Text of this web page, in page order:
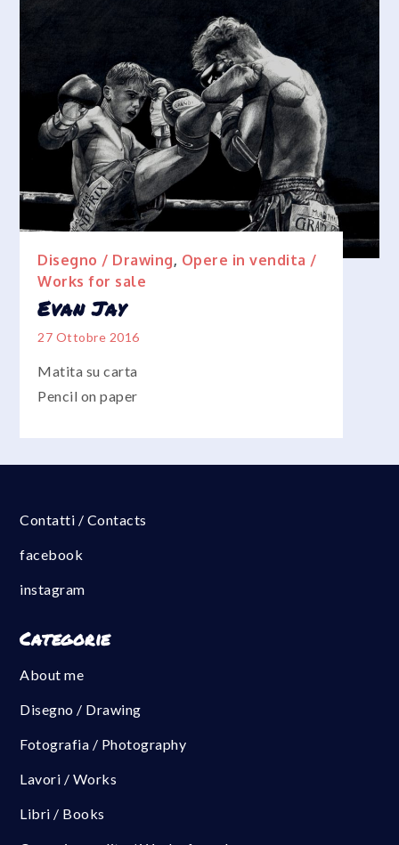
Disegno / Drawing, Opere in vendita /
Works for sale
Evan Jay
27 Ottobre 2016
Matita su carta
Pencil on paper
Contatti / Contacts
facebook
instagram
Categorie
About me
Disegno / Drawing
Fotografia / Photography
Lavori / Works
Libri / Books